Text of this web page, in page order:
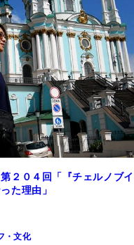
２０４回「『チェルノブイ
た理由」
・文化